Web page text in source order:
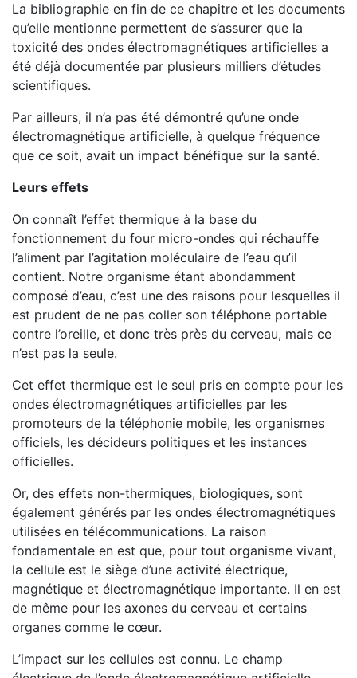
La bibliographie en fin de ce chapitre et les documents
qu’elle mentionne permettent de s’assurer que la
toxicité des ondes électromagnétiques artificielles a
été déjà documentée par plusieurs milliers d’études
scientifiques.
Par ailleurs, il n’a pas été démontré qu’une onde
électromagnétique artificielle, à quelque fréquence
que ce soit, avait un impact bénéfique sur la santé.
Leurs effets
On connaît l’effet thermique à la base du
fonctionnement du four micro-ondes qui réchauffe
l’aliment par l’agitation moléculaire de l’eau qu’il
contient. Notre organisme étant abondamment
composé d’eau, c’est une des raisons pour lesquelles il
est prudent de ne pas coller son téléphone portable
contre l’oreille, et donc très près du cerveau, mais ce
n’est pas la seule.
Cet effet thermique est le seul pris en compte pour les
ondes électromagnétiques artificielles par les
promoteurs de la téléphonie mobile, les organismes
officiels, les décideurs politiques et les instances
officielles.
Or, des effets non-thermiques, biologiques, sont
également générés par les ondes électromagnétiques
utilisées en télécommunications. La raison
fondamentale en est que, pour tout organisme vivant,
la cellule est le siège d’une activité électrique,
magnétique et électromagnétique importante. Il en est
de même pour les axones du cerveau et certains
organes comme le cœur.
L’impact sur les cellules est connu. Le champ